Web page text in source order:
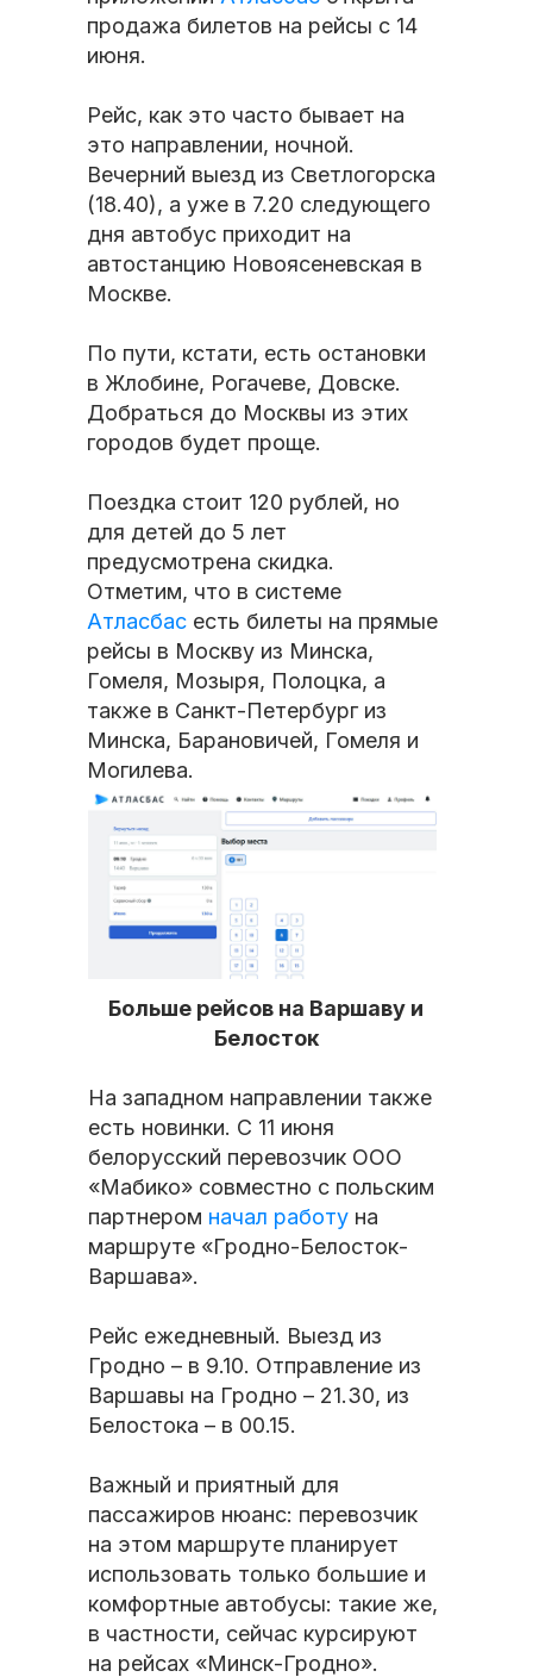
продажа билетов на рейсы с 14
июня.
Рейс, как это часто бывает на
это направлении, ночной.
Вечерний выезд из Светлогорска
(18.40), а уже в 7.20 следующего
дня автобус приходит на
автостанцию Новоясеневская в
Москве.
По пути, кстати, есть остановки
в Жлобине, Рогачеве, Довске.
Добраться до Москвы из этих
городов будет проще.
Поездка стоит 120 рублей, но
для детей до 5 лет
предусмотрена скидка.
Отметим, что в системе
Атласбас есть билеты на прямые
рейсы в Москву из Минска,
Гомеля, Мозыря, Полоцка, а
также в Санкт-Петербург из
Минска, Барановичей, Гомеля и
Могилева.
Больше рейсов на Варшаву и
Белосток
На западном направлении также
есть новинки. С 11 июня
белорусский перевозчик ООО
«Мабико» совместно с польским
партнером начал работу на
маршруте «Гродно-Белосток-
Варшава».
Рейс ежедневный. Выезд из
Гродно – в 9.10. Отправление из
Варшавы на Гродно – 21.30, из
Белостока – в 00.15.
Важный и приятный для
пассажиров нюанс: перевозчик
на этом маршруте планирует
использовать только большие и
комфортные автобусы: такие же,
в частности, сейчас курсируют
на рейсах «Минск-Гродно».